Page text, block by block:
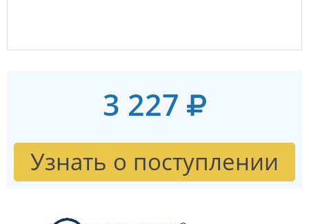
3 227
Узнать о поступлении